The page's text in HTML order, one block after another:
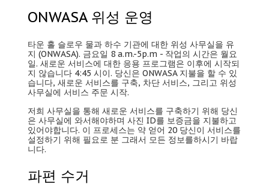
ONWASA 위성 운영
타운 홀 슬로우 물과 하수 기관에 대한 위성 사무실을 유
지 (ONWASA). 금요일 8 a.m.-5p.m - 작업의 시간은 월요
일. 새로운 서비스에 대한 응용 프로그램은 이후에 시작되
지 않습니다 4:45 시이. 당신은 ONWASA 지불을 할 수 있
습니다, 새로운 서비스를 구축, 차단 서비스, 그리고 위성
사무실에 서비스 주문 시작.
저희 사무실을 통해 새로운 서비스를 구축하기 위해 당신
은 사무실에 와서해야하며 사진 ID를 보증금을 지불하고
있어야합니다. 이 프로세스는 약 얻어 20 당신이 서비스를
설정하기 위해 필요로 분 그래서 모든 정보를하시기 바랍
니다.
파편 수거